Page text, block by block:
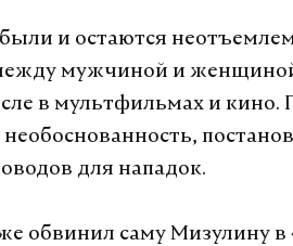
и остаются
мужчиной и
в мультфильмах и кино.
для нападок.
обвинил саму Мизулину в